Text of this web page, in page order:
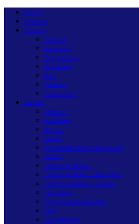
Home
Nasional
Daerah
Jakarta
Bandung
Yogyakarta
Surabaya
Bali
MEDAN
Palembang
SUMUT
MEDAN
ASAHAN
BINJAI
DAIRI
HUMBANG HASUNDUTAN
KARO
LABUHANBATU
LABUHANBATU SELATAN
LABUHANBATU UTARA
LANGKAT
MANDAILING NATAL
NIAS
NIAS BARAT